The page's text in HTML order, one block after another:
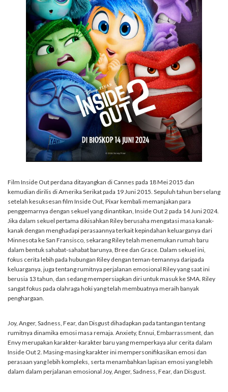
Film Inside Out perdana ditayangkan di Cannes pada 18 Mei 2015 dan
kemudian dirilis di Amerika Serikat pada 19 Juni 2015. Sepuluh tahun berselang
setelah kesuksesan film Inside Out, Pixar kembali memanjakan para
penggemarnya dengan sekuel yang dinantikan, Inside Out 2 pada 14 Juni 2024.
Jika dalam sekuel pertama dikisahkan Riley berusaha mengatasi masa kanak-
kanak dengan menghadapi perasaannya terkait kepindahan keluarganya dari
Minnesota ke San Fransisco, sekarang Riley telah menemukan rumah baru
dalam bentuk sahabat-sahabat barunya, Bree dan Grace. Dalam sekuel ini,
fokus cerita lebih pada hubungan Riley dengan teman-temannya daripada
keluarganya, juga tentang rumitnya perjalanan emosional Riley yang saat ini
berusia 13 tahun, dan sedang mempersiapkan diri untuk masuk ke SMA. Riley
sangat fokus pada olahraga hoki yang telah membuatnya meraih banyak
penghargaan.
Joy, Anger, Sadness, Fear, dan Disgust dihadapkan pada tantangan tentang
rumitnya dinamika emosi masa remaja. Anxiety, Ennui, Embarrassment, dan
Envy merupakan karakter-karakter baru yang memperkaya alur cerita dalam
Inside Out 2. Masing-masing karakter ini mempersonifikasikan emosi dan
perasaan yang lebih kompleks, serta menambahkan lapisan emosi yang lebih
dalam dalam perjalanan emosional Joy, Anger, Sadness, Fear, dan Disgust.